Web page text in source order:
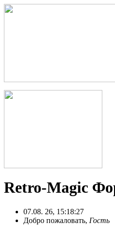
Retro-Magic
07.08. 26, 15:18:27
Добро пожаловать, Гость